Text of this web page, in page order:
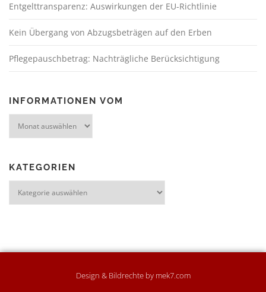
Entgelttransparenz: Auswirkungen der EU-Richtlinie
Kein Übergang von Abzugsbeträgen auf den Erben
Pflegepauschbetrag: Nachträgliche Berücksichtigung
INFORMATIONEN VOM
KATEGORIEN
Design & Bildrechte by mek7.com